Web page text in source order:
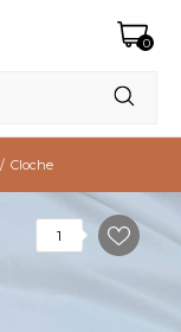
0
Cloche
1